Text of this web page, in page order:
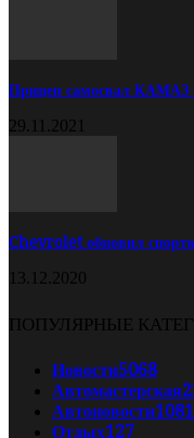
Прицеп самосвал КАМАЗ
29.11.2021
Chevrolet обновил
13.12.2020
ПОПУЛЯРНЫЕ
Новости5068
Автомастерская
Автоновости1081
Отдых127